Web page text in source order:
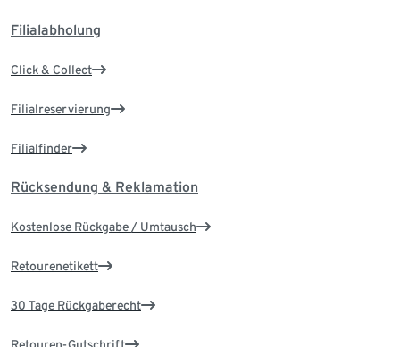
Filialabholung
Click & Collect
Filialreservierung
Filialfinder
Rücksendung & Reklamation
Kostenlose Rückgabe / Umtausch
Retourenetikett
30 Tage Rückgaberecht